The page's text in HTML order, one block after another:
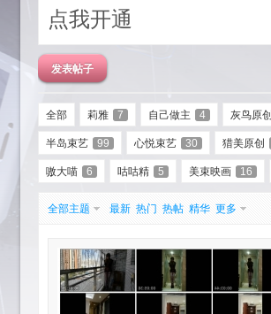
艺
点我开通
发表帖子
全部 莉雅 7 自己做主 4 灰鸟原创
半岛束艺 99 心悦束艺 30 猎美原创
嗷大喵 6 咕咕精 5 美束映画 16
全部主题 最新 热门 热帖 精华 更多